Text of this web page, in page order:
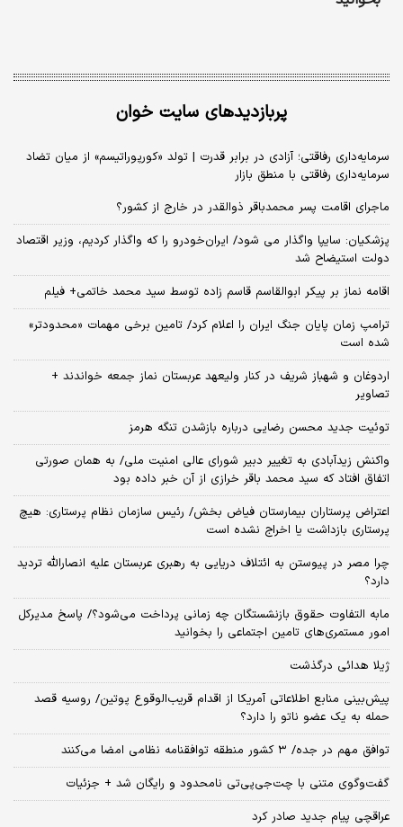
پربازدیدهای سایت خوان
سرمایه‌داری رفاقتی؛ آزادی در برابر قدرت | تولد «کورپوراتیسم» از میان تضاد
سرمایه‌داری رفاقتی با منطق بازار
ماجرای اقامت پسر محمدباقر ذوالقدر در خارج از کشور؟
پزشکیان: سایپا واگذار می شود/ ایران‌خودرو را که واگذار کردیم، وزیر اقتصاد
دولت استیضاح شد
اقامه نماز بر پیکر ابوالقاسم قاسم زاده توسط سید محمد خاتمی+ فیلم
ترامپ زمان پایان جنگ ایران را اعلام کرد/ تامین برخی مهمات «محدودتر»
شده است
اردوغان و شهباز شریف در کنار ولیعهد عربستان نماز جمعه خواندند +
تصاویر
توئیت جدید محسن رضایی درباره بازشدن تنگه هرمز
واکنش زیدآبادی به تغییر دبیر شورای عالی امنیت ملی/ به همان صورتی
اتفاق افتاد که سید محمد باقر خرازی از آن خبر داده بود
اعتراض پرستاران بیمارستان فیاض بخش/ رئیس سازمان نظام پرستاری: هیچ
پرستاری بازداشت یا اخراج نشده است
چرا مصر در پیوستن به ائتلاف دریایی به رهبری عربستان علیه انصارالله تردید
دارد؟
مابه التفاوت حقوق بازنشستگان چه زمانی پرداخت می‌شود؟/ پاسخ مدیرکل
امور مستمری‌های تامین اجتماعی را بخوانید
ژیلا هدائی درگذشت
پیش‌بینی منابع اطلاعاتی آمریکا از اقدام قریب‌الوقوع پوتین/ روسیه قصد
حمله به یک عضو ناتو را دارد؟
توافق مهم در جده/ ۳ کشور منطقه توافقنامه نظامی امضا می‌کنند
گفت‌وگوی متنی با چت‌جی‌پی‌تی نامحدود و رایگان شد + جزئیات
عراقچی پیام جدید صادر کرد